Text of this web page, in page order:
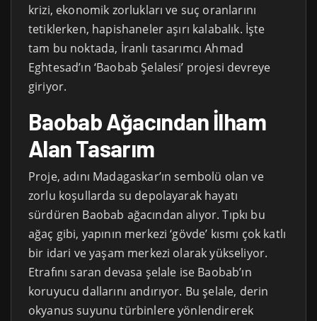
krizi, ekonomik zorlukları ve suç oranlarını
tetiklerken, hapishaneler aşırı kalabalık. İşte
tam bu noktada, İranlı tasarımcı Ahmad
Eghtesad’ın ‘Baobab Şelalesi’ projesi devreye
giriyor.
Baobab Ağacından İlham
Alan Tasarım
Proje, adını Madagaskar’ın sembolü olan ve
zorlu koşullarda su depolayarak hayatı
sürdüren Baobab ağacından alıyor. Tıpkı bu
ağaç gibi, yapının merkezi ‘gövde’ kısmı çok katlı
bir idari ve yaşam merkezi olarak yükseliyor.
Etrafını saran devasa şelale ise Baobab’ın
koruyucu dallarını andırıyor. Bu şelale, derin
okyanus suyunu türbinlere yönlendirerek